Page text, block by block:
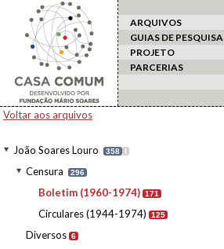
ARQUIVOS
GUIAS DE PESQUISA
PROJETO
PARCERIAS
Voltar aos arquivos
João Soares Louro 358 I
Censura 296
Boletim (1960-1974) 171
Circulares (1944-1974) 125
Diversos 6